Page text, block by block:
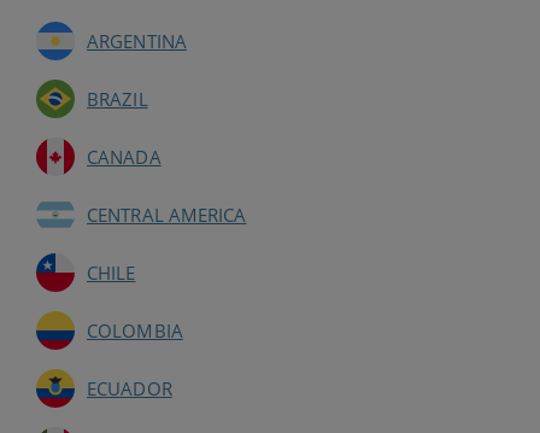
ARGENTINA
BRAZIL
CANADA
CENTRAL AMERICA
CHILE
COLOMBIA
ECUADOR